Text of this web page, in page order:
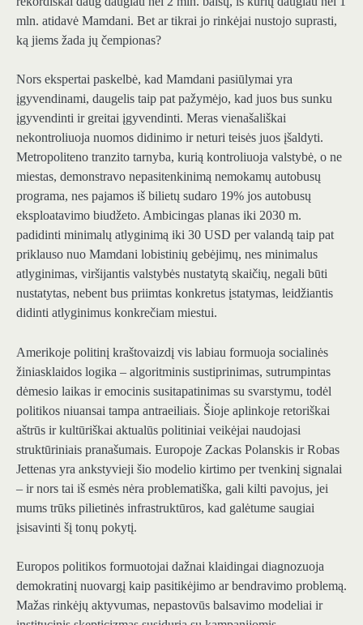
mln. atidavė Mamdani. Bet ar tikrai jo rinkėjai nustojo suprasti,
ką jiems žada jų čempionas?
Nors ekspertai paskelbė, kad Mamdani pasiūlymai yra
įgyvendinami, daugelis taip pat pažymėjo, kad juos bus sunku
įgyvendinti ir greitai įgyvendinti. Meras vienašališkai
nekontroliuoja nuomos didinimo ir neturi teisės juos įšaldyti.
Metropoliteno tranzito tarnyba, kurią kontroliuoja valstybė, o ne
miestas, demonstravo nepasitenkinimą nemokamų autobusų
programa, nes pajamos iš bilietų sudaro 19% jos autobusų
eksploatavimo biudžeto. Ambicingas planas iki 2030 m.
padidinti minimalų atlyginimą iki 30 USD per valandą taip pat
priklauso nuo Mamdani lobistinių gebėjimų, nes minimalus
atlyginimas, viršijantis valstybės nustatytą skaičių, negali būti
nustatytas, nebent bus priimtas konkretus įstatymas, leidžiantis
didinti atlyginimus konkrečiam miestui.
Amerikoje politinį kraštovaizdį vis labiau formuoja socialinės
žiniasklaidos logika – algoritminis sustiprinimas, sutrumpintas
dėmesio laikas ir emocinis susitapatinimas su svarstymu, todėl
politikos niuansai tampa antraeiliais. Šioje aplinkoje retoriškai
aštrūs ir kultūriškai aktualūs politiniai veikėjai naudojasi
struktūriniais pranašumais. Europoje Zackas Polanskis ir Robas
Jettenas yra ankstyvieji šio modelio kirtimo per tvenkinį signalai
– ir nors tai iš esmės nėra problematiška, gali kilti pavojus, jei
mums trūks pilietinės infrastruktūros, kad galėtume saugiai
įsisavinti šį tonų pokytį.
Europos politikos formuotojai dažnai klaidingai diagnozuoja
demokratinį nuovargį kaip pasitikėjimo ar bendravimo problemą.
Mažas rinkėjų aktyvumas, nepastovūs balsavimo modeliai ir